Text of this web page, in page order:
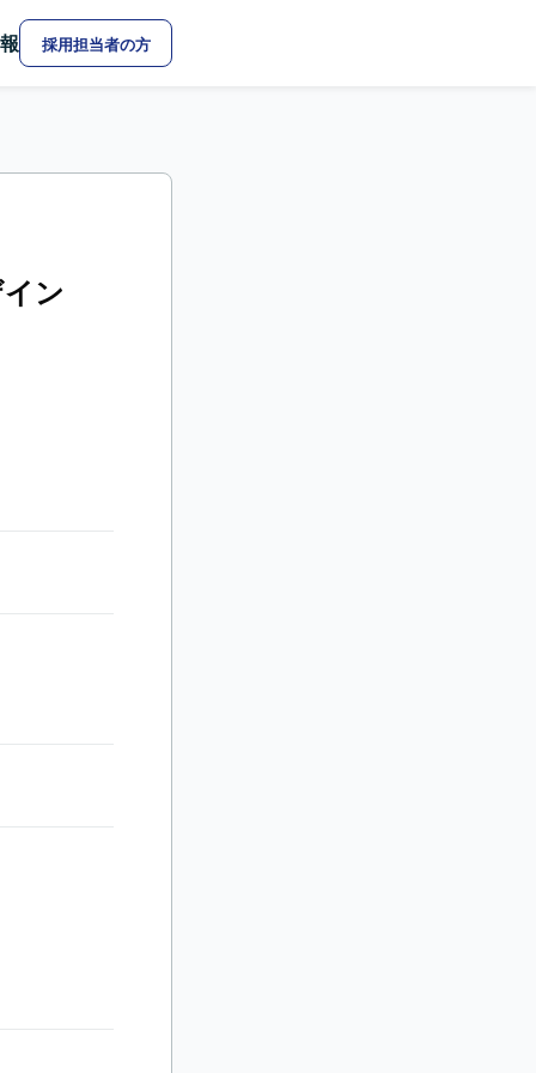
採用担当者の方
ン